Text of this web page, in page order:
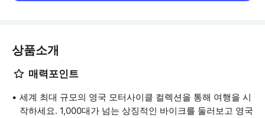
상품소개
매력포인트
세계 최대 규모의 영국 모터사이클 컬렉션을 통해 여행을 시
작하세요. 1,000대가 넘는 상징적인 바이크를 둘러보고 영국